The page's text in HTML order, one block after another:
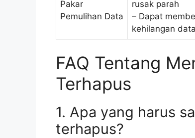
Pakar
Pemulihan Data
rusak parah
– Dapat
kehilangan
FAQ Tentang
Terhapus
1. Apa yang harus
terhapus?